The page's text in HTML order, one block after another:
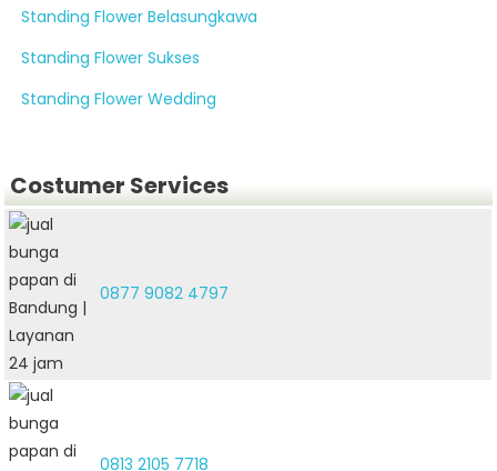
Standing Flower Belasungkawa
Standing Flower Sukses
Standing Flower Wedding
Costumer Services
0877 9082 4797
0813 2105 7718